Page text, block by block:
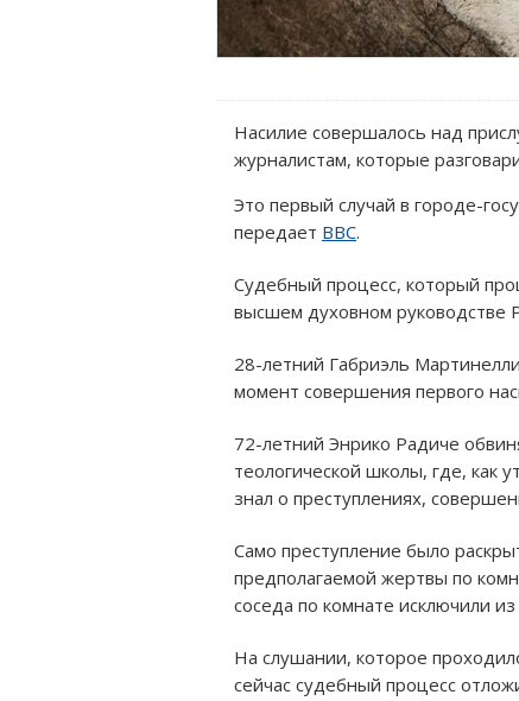
Насилие совершалось над
журналистам, которые
Это первый случай в городе-
передает BBC.
Судебный процесс, который
высшем духовном руководстве
28-летний Габриэль Мартинелли
момент совершения первого
72-летний Энрико Радиче
теологической школы, где, как
знал о преступлениях,
Само преступление было
предполагаемой жертвы по
соседа по комнате исключили
На слушании, которое
сейчас судебный процесс